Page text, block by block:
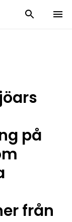
Visa och dölj
Visa
på
från